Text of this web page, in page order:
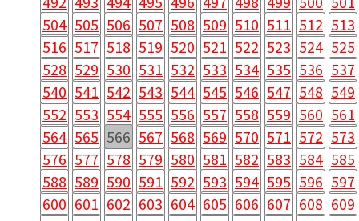
504 505 506 507 508 509 510 511 512 513
516 517 518 519 520 521 522 523 524 525
528 529 530 531 532 533 534 535 536 537
540 541 542 543 544 545 546 547 548 549
552 553 554 555 556 557 558 559 560 561
564 565 566 567 568 569 570 571 572 573
576 577 578 579 580 581 582 583 584 585
588 589 590 591 592 593 594 595 596 597
600 601 602 603 604 605 606 607 608 609